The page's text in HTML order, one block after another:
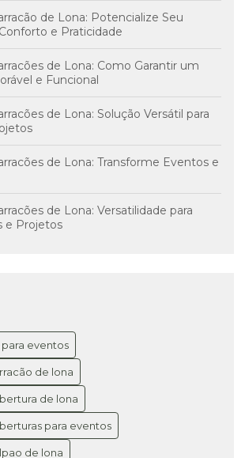
de Lona: Potencialize Seu
e Praticidade
de Lona: Como Garantir um
e Funcional
de Lona: Solução Versátil para
de Lona: Transforme Eventos e
de Lona: Versatilidade para
e Projetos
de Lona: Transforme Seus
com Cobertura de Lona: Guia
Negócios
de Lona: Solução Prática para
de Sucesso
Temporário: Transforme Seu
eventos
de lona
de lona
para eventos
de lona